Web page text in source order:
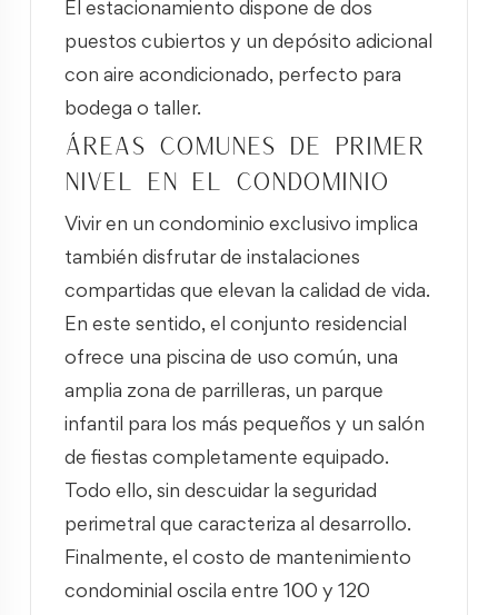
El estacionamiento dispone de dos
puestos cubiertos y un depósito adicional
con aire acondicionado, perfecto para
bodega o taller.
Áreas comunes de primer
nivel en el condominio
Vivir en un condominio exclusivo implica
también disfrutar de instalaciones
compartidas que elevan la calidad de vida.
En este sentido, el conjunto residencial
ofrece una piscina de uso común, una
amplia zona de parrilleras, un parque
infantil para los más pequeños y un salón
de fiestas completamente equipado.
Todo ello, sin descuidar la seguridad
perimetral que caracteriza al desarrollo.
Finalmente, el costo de mantenimiento
condominial oscila entre 100 y 120